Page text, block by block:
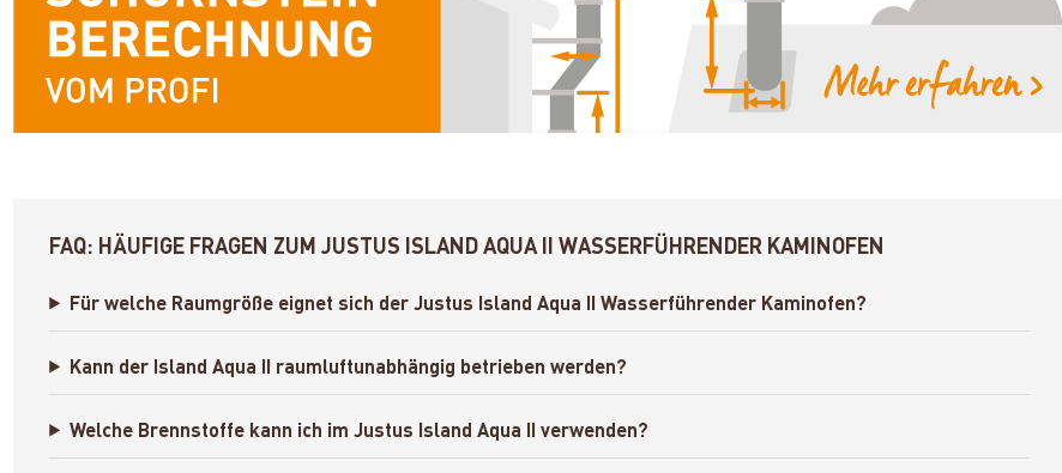
FAQ: HÄUFIGE FRAGEN ZUM JUSTUS ISLAND AQUA II WASSERFÜHRENDER KAMINOFEN
Für welche Raumgröße eignet sich der Justus Island Aqua II Wasserführender Kaminofen?
Kann der Island Aqua II raumluftunabhängig betrieben werden?
Welche Brennstoffe kann ich im Justus Island Aqua II verwenden?